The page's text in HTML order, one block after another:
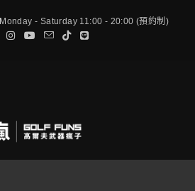
Monday - Saturday 11:00 - 20:00 (預約制)